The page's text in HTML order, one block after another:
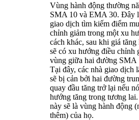
Vùng hành động thường
SMA 10 và EMA 30. Đây
giao dịch tìm kiếm điểm
chỉnh giảm trong một xu
cách khác, sau khi giá
sẽ có xu hướng điều chỉnh
vùng giữa hai đường SMA
Tại đây, các nhà giao dịch
sẽ bị cản bởi hai đường
quay đầu tăng trở lại nếu
hướng tăng trong tương
này sẽ là vùng hành động
thêm) của họ.